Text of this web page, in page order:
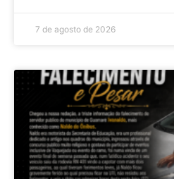
7 de agosto de 2026